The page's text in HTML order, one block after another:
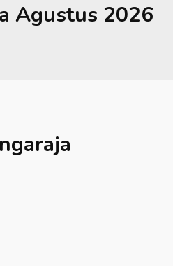
Agustus 2026